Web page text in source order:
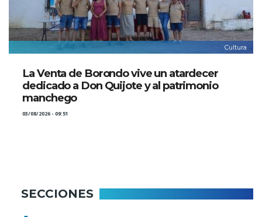
Cultura
La Venta de Borondo vive un atardecer
dedicado a Don Quijote y al patrimonio
manchego
03/08/2026 - 09:51
SECCIONES